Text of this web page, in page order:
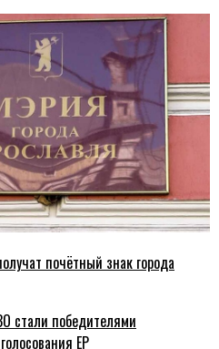
почётный знак города
стали победителями
ЕР